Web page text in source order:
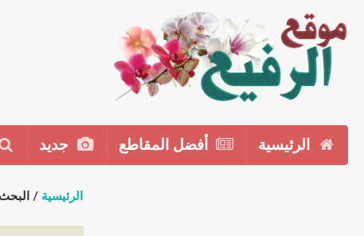
الرئيسية أفضل المقاطع جديد
الرئيسية / البحث